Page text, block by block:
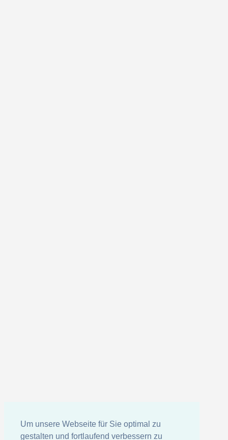
Um unsere Webseite für Sie optimal zu
gestalten und fortlaufend verbessern zu